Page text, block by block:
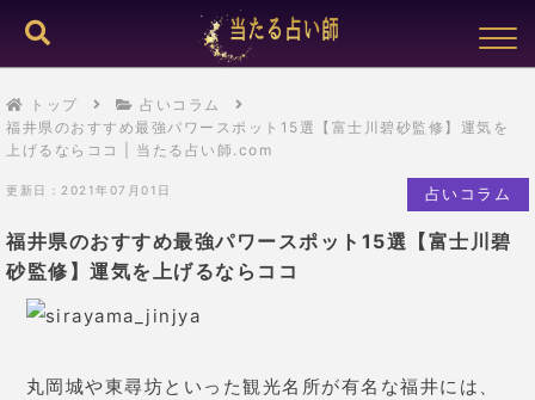
トップ
占いコラム
福井県のおすすめ最強パワースポット15選【富士川碧砂監修】運気を
上げるならココ | 当たる占い師.com
更新日：2021年07月01日 占いコラム
福井県のおすすめ最強パワースポット15選【富士川碧
砂監修】運気を上げるならココ
丸岡城や東尋坊といった観光名所が有名な福井には、